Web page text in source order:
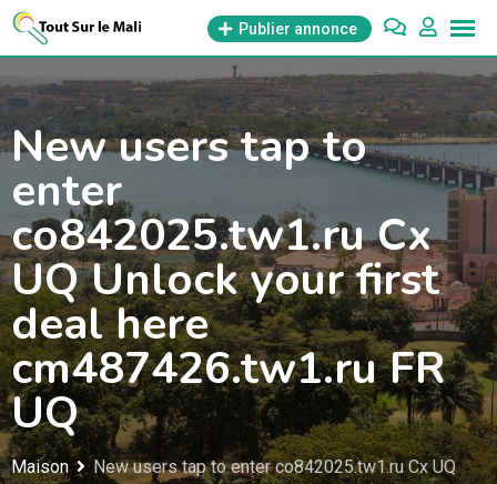
Aller
Publier annonce
New users tap to
enter
co842025.tw1.ru Cx
UQ Unlock your first
deal here
cm487426.tw1.ru FR
UQ
Maison
New users tap to enter co842025.tw1.ru Cx UQ